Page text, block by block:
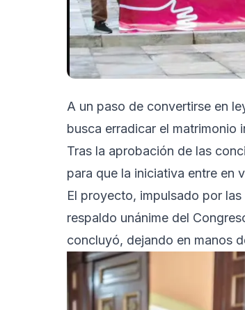
A un paso de convertirse en
busca erradicar el matrimonio
Tras la aprobación de las
para que la iniciativa entre en
El proyecto, impulsado por
respaldo unánime del
concluyó, dejando en manos